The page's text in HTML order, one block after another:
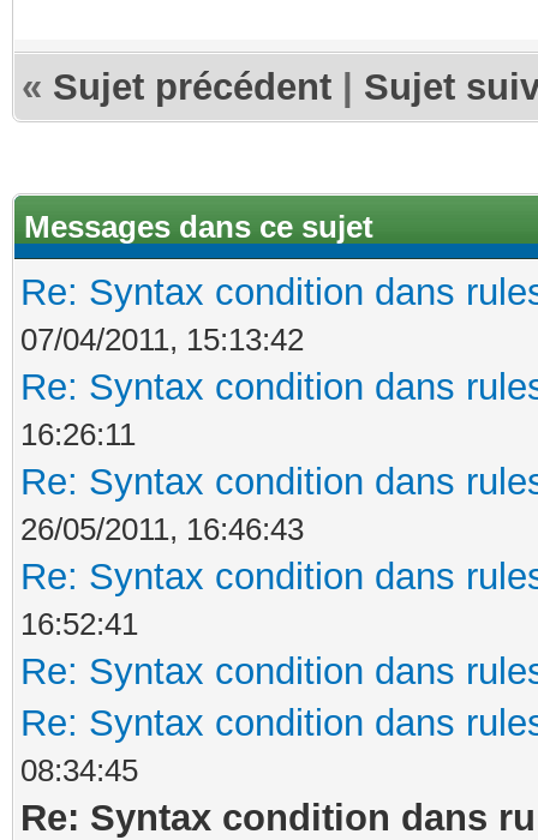
« Sujet précédent Sujet
Messages dans ce sujet
Re: Syntax condition dans
07/04/2011, 15:13:42
Re: Syntax condition dans
16:26:11
Re: Syntax condition dans
26/05/2011, 16:46:43
Re: Syntax condition dans
16:52:41
Re: Syntax condition dans
Re: Syntax condition dans
08:34:45
Re: Syntax condition dans